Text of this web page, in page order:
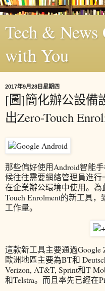
Tech &
with You
2017年9月28日星期四
[圖]簡化辦公設備
出Zero-Touch
那些偏好使用Android智能
候往往需要網絡管理員進
在企業辦公環境中使用。為
Touch Enrolment的新工具
工作量。
這款新工具主要通過Google
歐洲地區主要為BT和
Verizon, AT&T, Sprint和T-
和Telstra。而且率先已經在